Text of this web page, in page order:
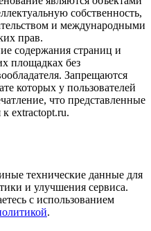
собственность,
и международными
прав.
содержания страниц и
площадках без
Запрещаются
которых у пользователей
что представленные
extractopt.ru.
технические данные для
и улучшения сервиса.
с использованием
.